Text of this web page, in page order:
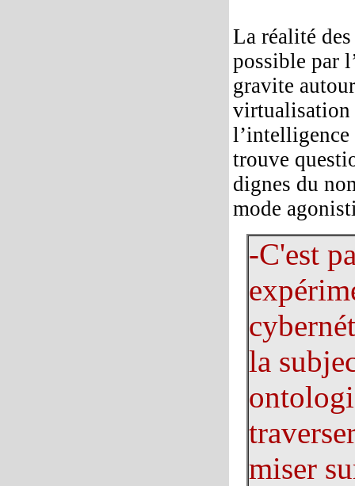
La réalité
possible par
gravite
virtualisation
trouve
dignes du
mode
-C'est
la
miser